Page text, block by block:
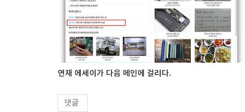
연재 에세이가 다음 메인에 걸리다.
댓글